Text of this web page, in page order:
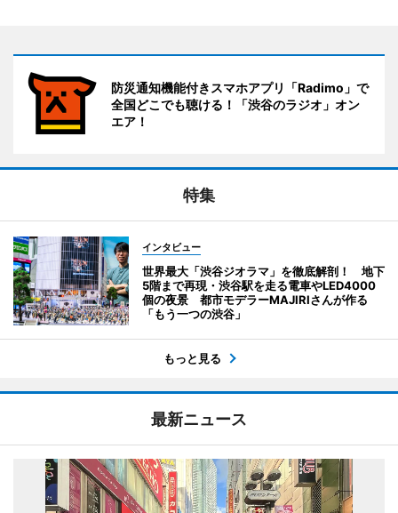
防災通知機能付きスマホアプリ「Radimo」で
全国どこでも聴ける！「渋谷のラジオ」オン
エア！
特集
インタビュー
世界最大「渋谷ジオラマ」を徹底解剖！ 地下
5階まで再現・渋谷駅を走る電車やLED4000
個の夜景 都市モデラーMAJIRIさんが作る
「もう一つの渋谷」
もっと見る
最新ニュース